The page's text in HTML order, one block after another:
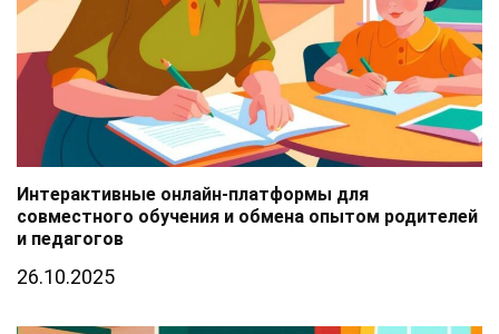
Интерактивные онлайн-платформы для
совместного обучения и обмена опытом родителей
и педагогов
26.10.2025